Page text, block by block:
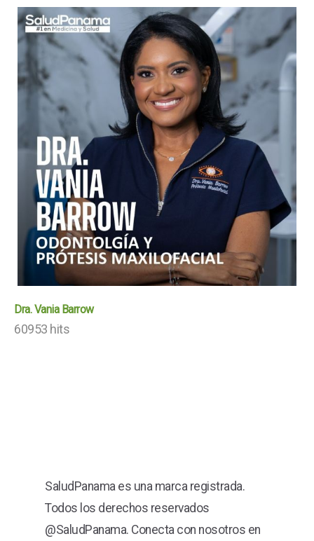
Dra. Vania Barrow
60953 hits
SaludPanama es una marca registrada.
Todos los derechos reservados
@SaludPanama. Conecta con nosotros en